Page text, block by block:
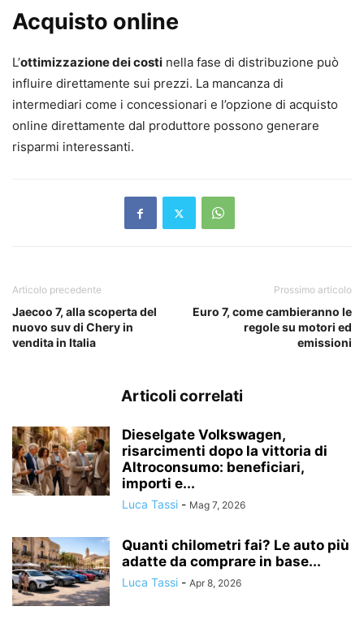
Acquisto online
L’ottimizzazione dei costi nella fase di distribuzione può
influire direttamente sui prezzi. La mancanza di
intermediari come i concessionari e l’opzione di acquisto
online direttamente dal produttore possono generare
risparmi interessanti.
Articolo precedente
Jaecoo 7, alla scoperta del
nuovo suv di Chery in
vendita in Italia
Prossimo articolo
Euro 7, come cambieranno le
regole su motori ed
emissioni
Articoli correlati
Dieselgate Volkswagen,
risarcimenti dopo la vittoria di
Altroconsumo: beneficiari,
importi e...
Luca Tassi - Mag 7, 2026
Quanti chilometri fai? Le auto più
adatte da comprare in base...
Luca Tassi - Apr 8, 2026